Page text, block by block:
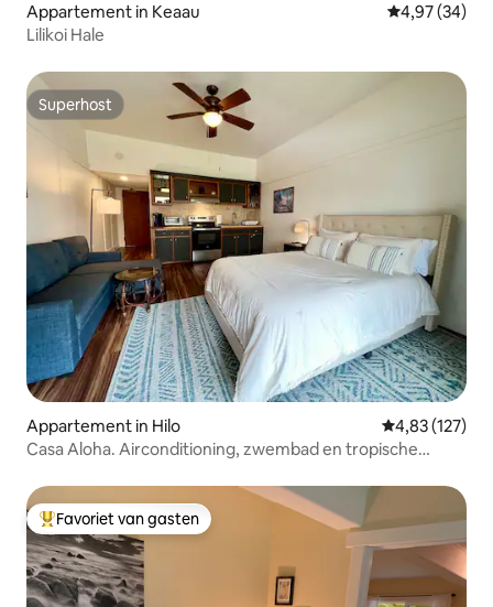
Appartement in Keaau Gemiddelde
4,97 (34)
Lilikoi Hale
Superhost
Superhost
Appartement in Hilo Gemiddelde
4,83 (127)
Casa Aloha. Airconditioning, zwembad en tropische
Topfavoriet van gasten
Favoriet van gasten